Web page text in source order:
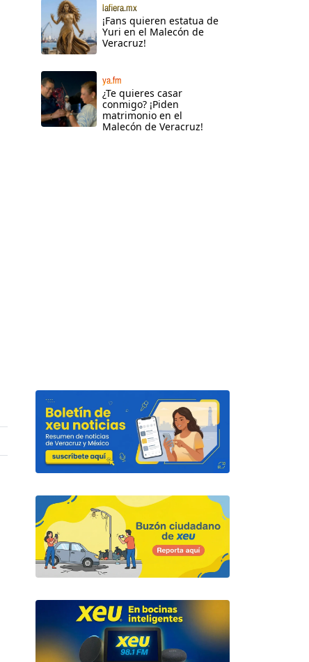
lafiera.mx
¡Fans quieren estatua de
Yuri en el Malecón de
Veracruz!
ya.fm
¿Te quieres casar
conmigo? ¡Piden
matrimonio en el
Malecón de Veracruz!